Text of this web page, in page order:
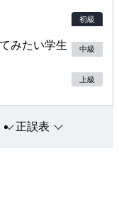
みたい学生
初級
中級
上級
正誤表